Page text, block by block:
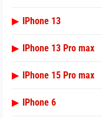
▶ IPhone 13
▶ IPhone 13 Pro max
▶ IPhone 15 Pro max
▶ IPhone 6